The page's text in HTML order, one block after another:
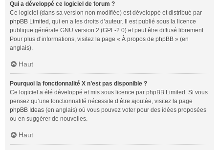
Qui a développé ce logiciel de forum ?
Ce logiciel (dans sa version non modifiée) est développé et distribué par
phpBB Limited , qui en a les droits d’auteur. Il est publié sous la licence
publique générale GNU version 2 (GPL-2.0) et peut être diffusé librement.
Pour plus d’informations, visitez la page « À propos de phpBB » (en
anglais).
Haut
Pourquoi la fonctionnalité X n’est pas disponible ?
Ce logiciel a été développé et mis sous licence par phpBB Limited. Si vous
pensez qu’une fonctionnalité nécessite d’être ajoutée, visitez la page
phpBB Ideas (en anglais) où vous pouvez voter pour des idées proposées
ou en suggérer de nouvelles.
Haut